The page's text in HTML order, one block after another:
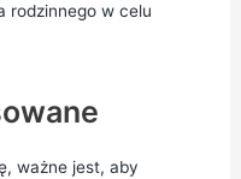
rodzinnego w celu
ważne jest, aby